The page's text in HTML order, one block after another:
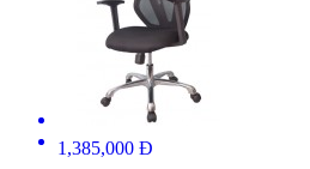
1,385,000 Đ